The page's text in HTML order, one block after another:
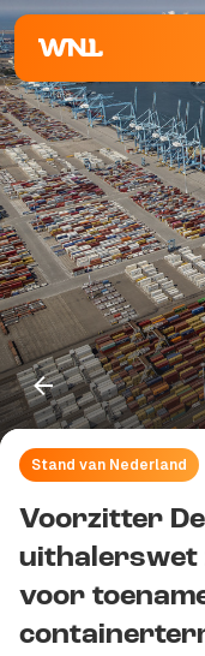
Stand van Nederland
Voorzitter
uithalerswet
voor